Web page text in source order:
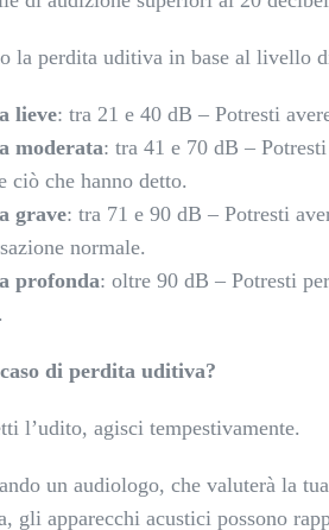
la perdita uditiva in base al livello
lieve: tra 21 e 40 dB – Potresti
moderata: tra 41 e 70 dB –
ciò che hanno detto.
grave: tra 71 e 90 dB – Potresti
normale.
profonda: oltre 90 dB – Potresti
di perdita uditiva?
l’udito, agisci tempestivamente.
un audiologo, che valuterà la
gli apparecchi acustici possono